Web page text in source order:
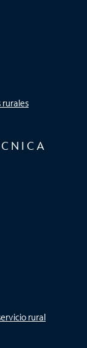
rurales
rural